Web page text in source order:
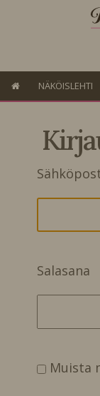
NÄKÖISLEHTI
Salasana
Muista